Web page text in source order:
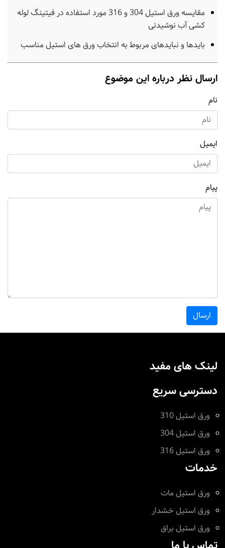
مقایسه ورق استیل 304 و 316 مورد استفاده در فیتینگ لوله
کشی آب نوشیدنی
بایدها و نبایدهای مربوط به انتخاب ورق های استیل مناسب
ارسال نظر درباره این موضوع
نام
ایمیل
پیام
ارسال
لینک های مفید
دسترسی سریع
ورق استیل 310
ورق استیل 304
ورق استیل 316
خدمات
ورق استیل مات
ورق استیل خشدار
ورق استیل براق